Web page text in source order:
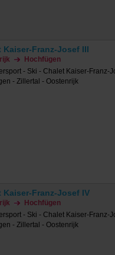
Kaiser-Franz-Josef III
Hochfügen
Kaiser-Franz-Josef IV
Hochfügen